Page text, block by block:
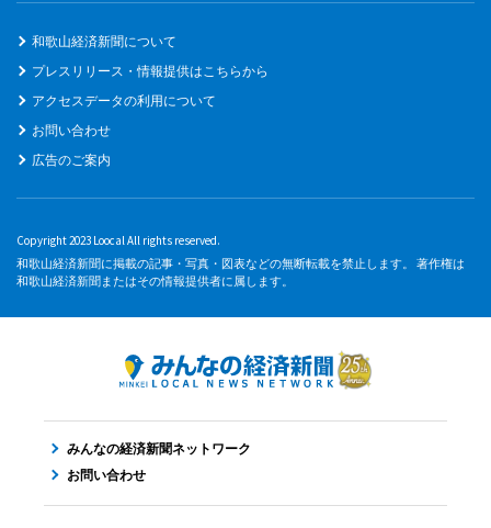
和歌山経済新聞について
プレスリリース・情報提供はこちらから
アクセスデータの利用について
お問い合わせ
広告のご案内
Copyright 2023 Loocal All rights reserved.
和歌山経済新聞に掲載の記事・写真・図表などの無断転載を禁止します。 著作権は
和歌山経済新聞またはその情報提供者に属します。
みんなの経済新聞ネットワーク
お問い合わせ